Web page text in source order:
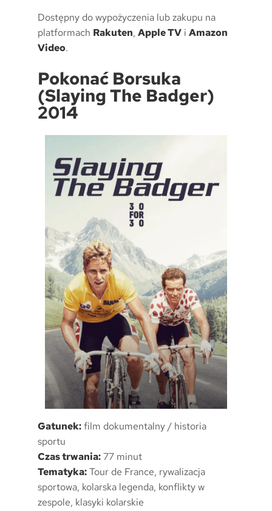
Dostępny do wypożyczenia lub zakupu na
platformach Rakuten, Apple TV i Amazon
Video.
Pokonać Borsuka
(Slaying The Badger)
2014
Gatunek:film dokumentalny / historia
sportu
Czas trwania:77 minut
Tematyka:Tour de France, rywalizacja
sportowa, kolarska legenda, konflikty w
zespole, klasyki kolarskie